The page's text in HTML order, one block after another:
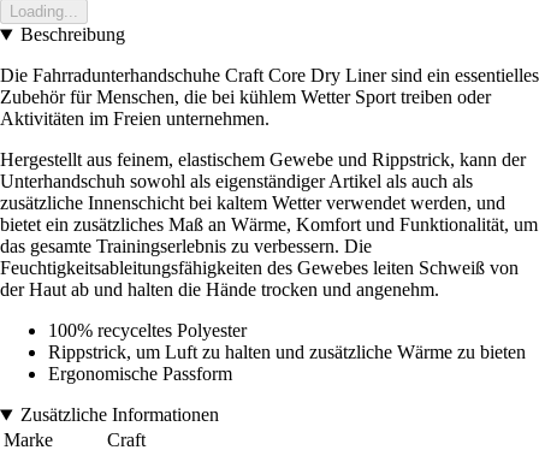
Loading...
Beschreibung
Die Fahrradunterhandschuhe Craft Core Dry Liner sind ein essentielles
Zubehör für Menschen, die bei kühlem Wetter Sport treiben oder
Aktivitäten im Freien unternehmen.
Hergestellt aus feinem, elastischem Gewebe und Rippstrick, kann der
Unterhandschuh sowohl als eigenständiger Artikel als auch als
zusätzliche Innenschicht bei kaltem Wetter verwendet werden, und
bietet ein zusätzliches Maß an Wärme, Komfort und Funktionalität, um
das gesamte Trainingserlebnis zu verbessern. Die
Feuchtigkeitsableitungsfähigkeiten des Gewebes leiten Schweiß von
der Haut ab und halten die Hände trocken und angenehm.
100% recyceltes Polyester
Rippstrick, um Luft zu halten und zusätzliche Wärme zu bieten
Ergonomische Passform
Zusätzliche Informationen
Marke
Craft